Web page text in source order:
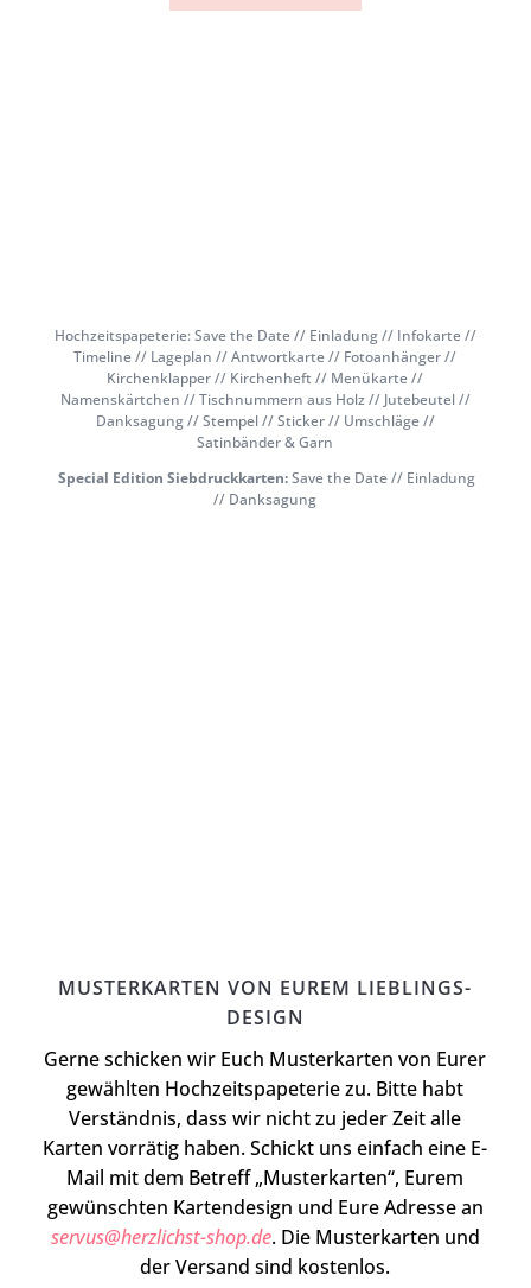
Hochzeitspapeterie: Save the Date // Einladung // Infokarte //
Timeline // Lageplan // Antwortkarte // Fotoanhänger //
Kirchenklapper // Kirchenheft // Menükarte //
Namenskärtchen // Tischnummern aus Holz // Jutebeutel //
Danksagung // Stempel // Sticker // Umschläge //
Satinbänder & Garn
Special EditionSiebdruckkarten:Save the Date // Einladung
// Danksagung
MUSTERKARTEN VON EUREM LIEBLINGS-
DESIGN
Gerne schicken wir Euch Musterkarten von Eurer
gewählten Hochzeitspapeterie zu. Bitte habt
Verständnis, dass wir nicht zu jeder Zeit alle
Karten vorrätig haben. Schickt uns einfach eine E-
Mail mit dem Betreff „Musterkarten“, Eurem
gewünschten Kartendesign und Eure Adresse an
servus@herzlichst-shop.de. Die Musterkarten und
der Versand sind kostenlos.